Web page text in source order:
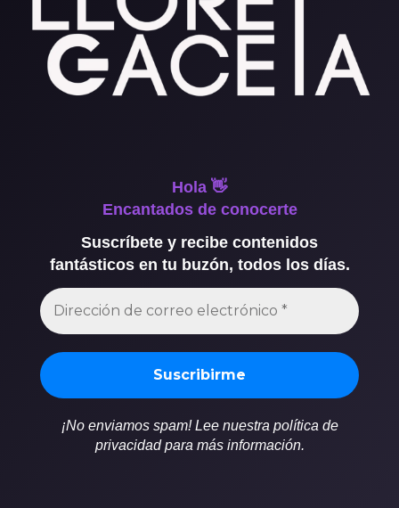
Hola 👋
Encantados de conocerte
Suscríbete y recibe contenidos
fantásticos en tu buzón, todos los días.
¡No enviamos spam! Lee nuestra política de
privacidad para más información.